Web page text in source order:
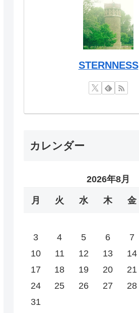
STERNNESS
カレンダー
2026年8月
月 火 水 木 金
3
4 5 6 7
10
11 12 13 14
17
18 19 20 21
24
25 26 27 28
31